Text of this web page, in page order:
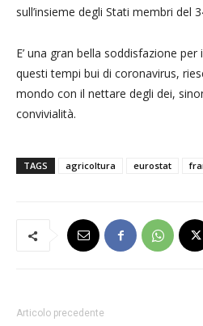
sull’insieme degli Stati membri del
E’ una gran bella soddisfazione
questi tempi bui di coronavirus,
mondo con il nettare degli dei,
convivialità.
TAGS agricoltura eurostat
Articolo precedente